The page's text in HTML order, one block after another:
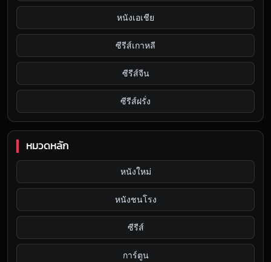
หนังเอเชีย
ซีรีส์เกาหลี
ซีรีส์จีน
ซีรีส์ฝรั่ง
หมวดหลัก
หนังใหม่
หนังชนโรง
ซีรีส์
การ์ตูน